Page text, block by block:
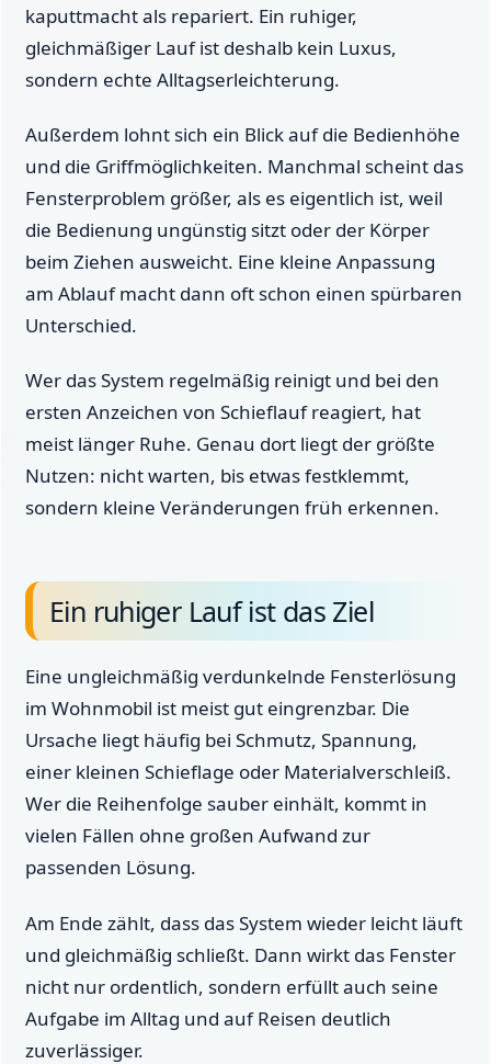
kaputtmacht als repariert. Ein ruhiger,
gleichmäßiger Lauf ist deshalb kein Luxus,
sondern echte Alltagserleichterung.
Außerdem lohnt sich ein Blick auf die Bedienhöhe
und die Griffmöglichkeiten. Manchmal scheint das
Fensterproblem größer, als es eigentlich ist, weil
die Bedienung ungünstig sitzt oder der Körper
beim Ziehen ausweicht. Eine kleine Anpassung
am Ablauf macht dann oft schon einen spürbaren
Unterschied.
Wer das System regelmäßig reinigt und bei den
ersten Anzeichen von Schieflauf reagiert, hat
meist länger Ruhe. Genau dort liegt der größte
Nutzen: nicht warten, bis etwas festklemmt,
sondern kleine Veränderungen früh erkennen.
Ein ruhiger Lauf ist das Ziel
Eine ungleichmäßig verdunkelnde Fensterlösung
im Wohnmobil ist meist gut eingrenzbar. Die
Ursache liegt häufig bei Schmutz, Spannung,
einer kleinen Schieflage oder Materialverschleiß.
Wer die Reihenfolge sauber einhält, kommt in
vielen Fällen ohne großen Aufwand zur
passenden Lösung.
Am Ende zählt, dass das System wieder leicht läuft
und gleichmäßig schließt. Dann wirkt das Fenster
nicht nur ordentlich, sondern erfüllt auch seine
Aufgabe im Alltag und auf Reisen deutlich
zuverlässiger.